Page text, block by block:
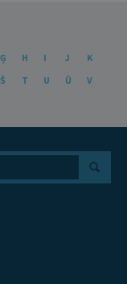
Ģ H I J
K
Š T U Ū
V